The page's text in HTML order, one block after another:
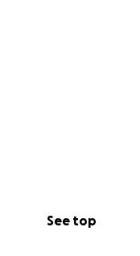
See top